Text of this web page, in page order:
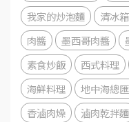
我家的炒泡麵
清冰
肉醬
墨西哥肉醬
素食炒飯
西式料理
海鮮料理
地中海總
香滷肉燥
滷肉乾拌麵